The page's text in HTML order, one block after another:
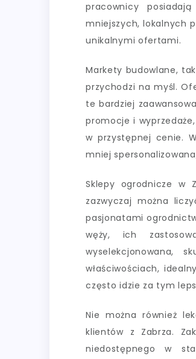
pracownicy
mniejszych, lokalnych
unikalnymi ofertami.
Markety budowlane,
przychodzi na myśl.
te bardziej
promocje i
w przystępnej cenie.
mniej
Sklepy ogrodnicze w
zazwyczaj można
pasjonatami
węży, ich
wyselekcjonowana,
właściwościach,
często idzie za tym
Nie można również
klientów z Zabrza.
niedostępnego w